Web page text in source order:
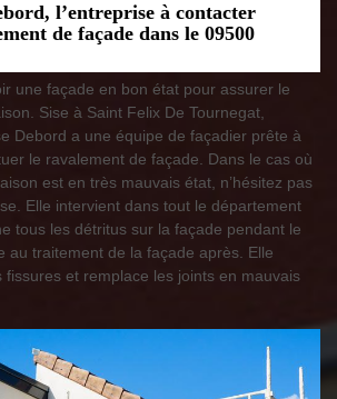
l’entreprise à contacter
de façade dans le 09500
une façade en bon état pour assurer le
Sise à Saint Felix De Tournegat,
Debord a une équipe de façadier prête à
le ravalement de façade. Dans le cas où
est en très mauvais état, n’hésitez pas
Elle intervient dans tout le département
tous les détritus sur la façade pendant le
au traitement de la façade après. Elle
fissures et remplace les joints en mauvais